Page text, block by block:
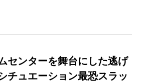
センターを舞台にした逃げ
チュエーション最恐スラッ